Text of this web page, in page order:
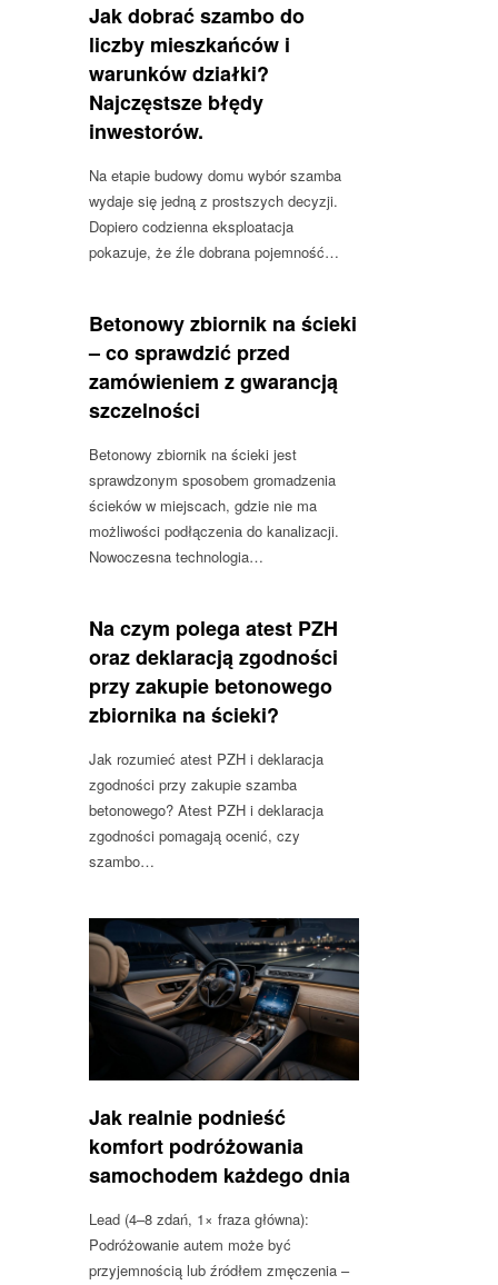
Jak dobrać szambo do
liczby mieszkańców i
warunków działki?
Najczęstsze błędy
inwestorów.
Na etapie budowy domu wybór szamba
wydaje się jedną z prostszych decyzji.
Dopiero codzienna eksploatacja
pokazuje, że źle dobrana pojemność…
Betonowy zbiornik na ścieki
– co sprawdzić przed
zamówieniem z gwarancją
szczelności
Betonowy zbiornik na ścieki jest
sprawdzonym sposobem gromadzenia
ścieków w miejscach, gdzie nie ma
możliwości podłączenia do kanalizacji.
Nowoczesna technologia…
Na czym polega atest PZH
oraz deklaracją zgodności
przy zakupie betonowego
zbiornika na ścieki?
Jak rozumieć atest PZH i deklaracja
zgodności przy zakupie szamba
betonowego? Atest PZH i deklaracja
zgodności pomagają ocenić, czy
szambo…
Jak realnie podnieść
komfort podróżowania
samochodem każdego dnia
Lead (4–8 zdań, 1× fraza główna):
Podróżowanie autem może być
przyjemnością lub źródłem zmęczenia –